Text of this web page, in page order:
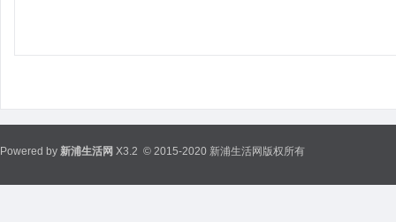
Powered by 新浦生活网 X3.2 © 2015-2020 新浦生活网版权所有